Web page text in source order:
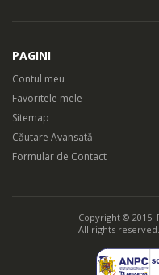
PAGINI
Contul meu
Favoritele mele
Sitemap
Căutare Avansată
Formular de Contact
Copyright © 2015.
All rights reserved.